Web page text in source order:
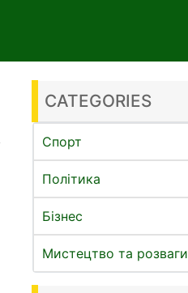
CATEGORIES
Спорт
Політика
Бізнес
Мистецтво та розваги